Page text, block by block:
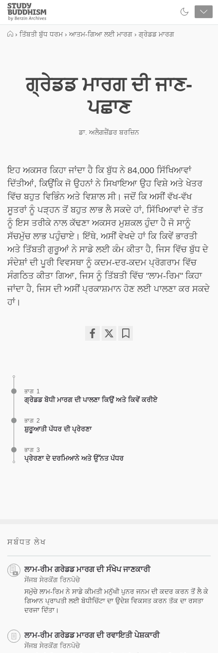
Close
Study
Buddhism
Home
› ਤਿੱਬਤੀ ਬੁੱਧ ਧਰਮ › ਆਤਮ-ਗਿਆ ਲਈ ਮਾਰਗ › ਗ੍ਰੇਡਡ ਮਾਰਗ
ਗ੍ਰੇਡਡ ਮਾਰਗ ਦੀ ਜਾਣ-
ਪਛਾਣ
ਡਾ. ਅਲੈਗਜ਼ੈਂਡਰ ਬਰਜ਼ਿਨ
ਇਹ ਅਕਸਰ ਕਿਹਾ ਜਾਂਦਾ ਹੈ ਕਿ ਬੁੱਧ ਨੇ 84,000 ਸਿੱਖਿਆਵਾਂ
ਦਿੱਤੀਆਂ, ਕਿਉਂਕਿ ਜੋ ਉਹਨਾਂ ਨੇ ਸਿਖਾਇਆ ਉਹ ਵਿਸ਼ੇ ਅਤੇ ਖੇਤਰ
ਵਿੱਚ ਬਹੁਤ ਵਿਭਿੰਨ ਅਤੇ ਵਿਸ਼ਾਲ ਸੀ। ਜਦੋਂ ਕਿ ਅਸੀਂ ਵੱਖ-ਵੱਖ
ਸੂਤਰਾਂ ਨੂੰ ਪੜ੍ਹਨ ਤੋਂ ਬਹੁਤ ਲਾਭ ਲੈ ਸਕਦੇ ਹਾਂ, ਸਿੱਖਿਆਵਾਂ ਦੇ ਤੱਤ
ਨੂੰ ਇਸ ਤਰੀਕੇ ਨਾਲ ਕੱਢਣਾ ਅਕਸਰ ਮੁਸ਼ਕਲ ਹੁੰਦਾ ਹੈ ਜੋ ਸਾਨੂੰ
ਸੱਚਮੁੱਚ ਲਾਭ ਪਹੁੰਚਾਏ। ਇੱਥੇ, ਅਸੀਂ ਵੇਖਦੇ ਹਾਂ ਕਿ ਕਿਵੇਂ ਭਾਰਤੀ
ਅਤੇ ਤਿੱਬਤੀ ਗੁਰੂਆਂ ਨੇ ਸਾਡੇ ਲਈ ਕੰਮ ਕੀਤਾ ਹੈ, ਜਿਸ ਵਿੱਚ ਬੁੱਧ ਦੇ
ਸੰਦੇਸ਼ਾਂ ਦੀ ਪੂਰੀ ਵਿਵਸਥਾ ਨੂੰ ਕਦਮ-ਦਰ-ਕਦਮ ਪ੍ਰੋਗਰਾਮ ਵਿੱਚ
ਸੰਗਠਿਤ ਕੀਤਾ ਗਿਆ, ਜਿਸ ਨੂੰ ਤਿੱਬਤੀ ਵਿੱਚ "ਲਾਮ-ਰਿਮ" ਕਿਹਾ
ਜਾਂਦਾ ਹੈ, ਜਿਸ ਦੀ ਅਸੀਂ ਪ੍ਰਕਾਸ਼ਮਾਨ ਹੋਣ ਲਈ ਪਾਲਣਾ ਕਰ ਸਕਦੇ
ਹਾਂ।
ਭਾਗ 1
ਗ੍ਰੇਡਡ ਬੋਧੀ ਮਾਰਗ ਦੀ ਪਾਲਣਾ ਕਿਉਂ ਅਤੇ ਕਿਵੇਂ ਕਰੀਏ
ਭਾਗ 2
ਸ਼ੁਰੂਆਤੀ ਪੱਧਰ ਦੀ ਪ੍ਰੇਰਣਾ
ਭਾਗ 3
ਪ੍ਰੇਰਣਾ ਦੇ ਦਰਮਿਆਨੇ ਅਤੇ ਉੱਨਤ ਪੱਧਰ
ਸਬੰਧਤ ਲੇਖ
ਲਾਮ-ਰੀਮ ਗਰੇਡਡ ਮਾਰਗ ਦੀ ਸੰਖੇਪ ਜਾਣਕਾਰੀ
ਸੇਂਜਬ ਸੇਰਕੋਂਗ ਰਿਨਪੋਚੇ
ਸਮੁੱਚੇ ਲਾਮ-ਰਿਮ ਨੇ ਸਾਡੇ ਕੀਮਤੀ ਮਨੁੱਖੀ ਪੁਨਰ ਜਨਮ ਦੀ ਕਦਰ ਕਰਨ ਤੋਂ ਲੈ ਕੇ
ਗਿਆਨ ਪ੍ਰਾਪਤੀ ਲਈ ਬੋਧੀਚਿੱਟਾ ਦਾ ਉਦੇਸ਼ ਵਿਕਸਤ ਕਰਨ ਤੱਕ ਦਾ ਰਸਤਾ
ਦਰਜਾ ਦਿੱਤਾ।
ਲਾਮ-ਰੀਮ ਗਰੇਡਡ ਮਾਰਗ ਦੀ ਰਵਾਇਤੀ ਪੇਸ਼ਕਾਰੀ
ਸੇਂਜਬ ਸੇਰਕੋਂਗ ਰਿਨਪੋਚੇ